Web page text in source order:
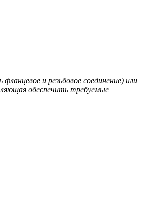
и резьбовое соединение) или
обеспечить требуемые